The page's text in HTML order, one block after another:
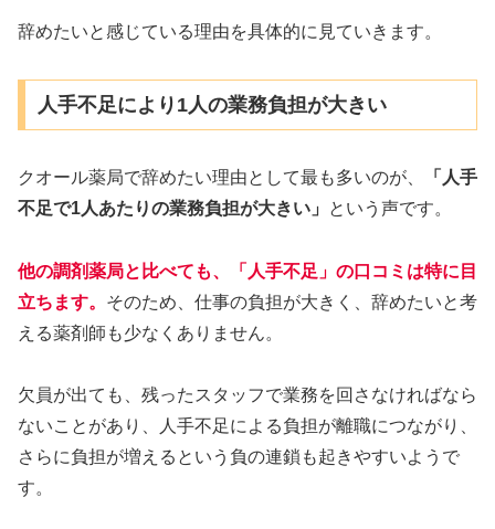
辞めたいと感じている理由を具体的に見ていきます。
人手不足により1人の業務負担が大きい
クオール薬局で辞めたい理由として最も多いのが、
「人手
不足で1人あたりの業務負担が大きい」
という声です。
他の調剤薬局と比べても、「人手不足」の口コミは特に目
立ちます。 そのため、仕事の負担が大きく、辞めたいと考
える薬剤師も少なくありません。
欠員が出ても、残ったスタッフで業務を回さなければなら
ないことがあり、人手不足による負担が離職につながり、
さらに負担が増えるという負の連鎖も起きやすいようで
す。